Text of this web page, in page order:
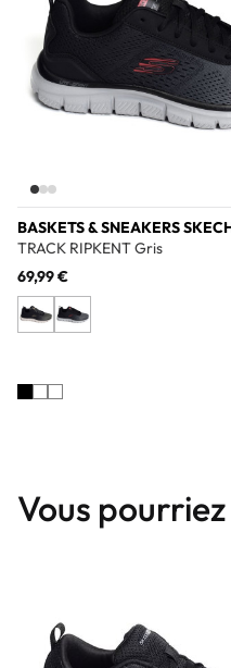
BASKETS & SNEAKERS
TRACK RIPKENT Gris
69,99 €
Vous